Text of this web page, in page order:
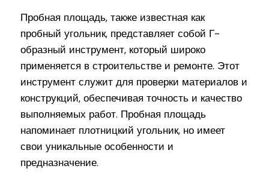
Пробная площадь, также известная как
пробный угольник, представляет собой Г-
образный инструмент, который широко
применяется в строительстве и ремонте. Этот
инструмент служит для проверки материалов и
конструкций, обеспечивая точность и качество
выполняемых работ. Пробная площадь
напоминает плотницкий угольник, но имеет
свои уникальные особенности и
предназначение.